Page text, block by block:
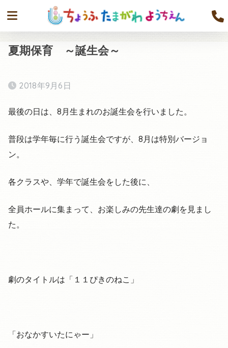
夏期保育 ～誕生会～
2018年9月6日
最後の日は、8月生まれのお誕生会を行いました。
普段は学年毎に行う誕生会ですが、8月は特別バージョ
ン。
各クラスや、学年で誕生会をした後に、
全員ホールに集まって、お楽しみの先生達の劇を見まし
た。
劇のタイトルは「１１ぴきのねこ」
「おなかすいたにゃー」